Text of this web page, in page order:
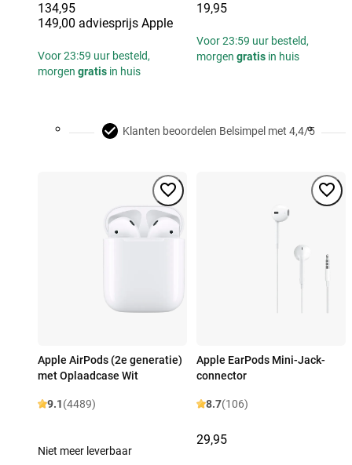
134,95
149,00 adviesprijs Apple
Voor 23:59 uur besteld,
morgen gratis in huis
19,95
Voor 23:59 uur besteld,
morgen gratis in huis
Klanten beoordelen Belsimpel met 4,4/5
Apple AirPods (2e generatie)
met Oplaadcase Wit
9.1(4489)
Niet meer leverbaar
Apple EarPods Mini-Jack-
connector
8.7(106)
29,95